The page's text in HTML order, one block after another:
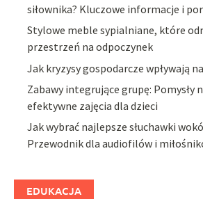
siłownika? Kluczowe informacje i
Stylowe meble sypialniane, które
przestrzeń na odpoczynek
Jak kryzysy gospodarcze wpływają
Zabawy integrujące grupę: Pomysły
efektywne zajęcia dla dzieci
Jak wybrać najlepsze słuchawki
Przewodnik dla audiofilów i
EDUKACJA